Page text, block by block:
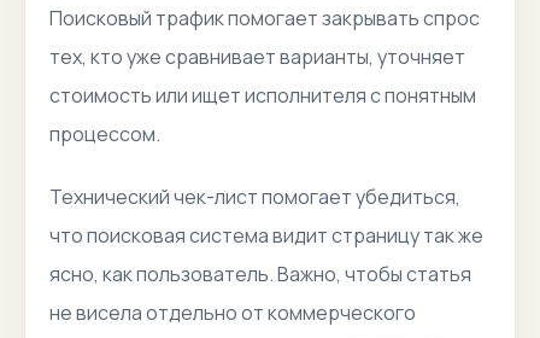
Поисковый трафик помогает закрывать спрос
тех, кто уже сравнивает варианты, уточняет
стоимость или ищет исполнителя с понятным
процессом.
Технический чек-лист помогает убедиться,
что поисковая система видит страницу так же
ясно, как пользователь. Важно, чтобы статья
не висела отдельно от коммерческого